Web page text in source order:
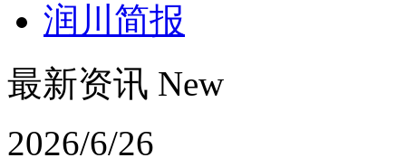
润川简报
最新资讯 New
2026/6/26